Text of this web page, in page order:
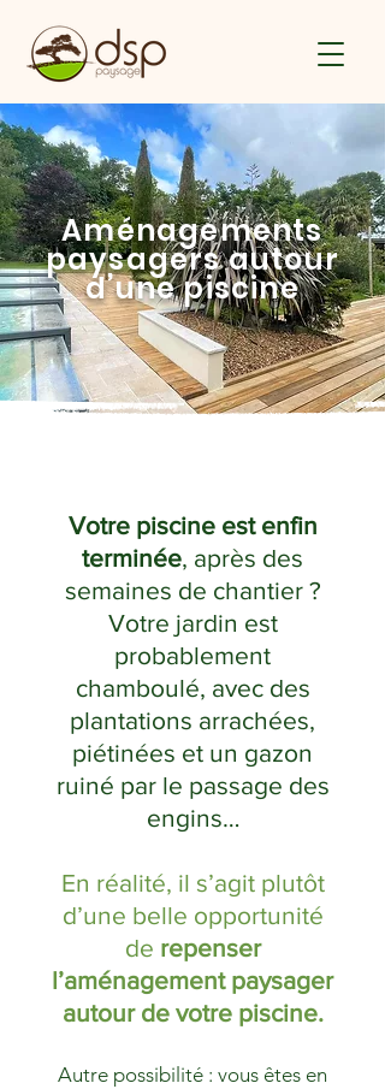
Aménagements
paysagers autour
d’une piscine
Votre piscine est enfin
terminée, après des
semaines de chantier ?
Votre jardin est
probablement
chamboulé, avec des
plantations arrachées,
piétinées et un gazon
ruiné par le passage des
engins…
En réalité, il s’agit plutôt
d’une belle opportunité
de repenser
l’aménagement paysager
autour de votre piscine.
Autre possibilité : vous êtes en